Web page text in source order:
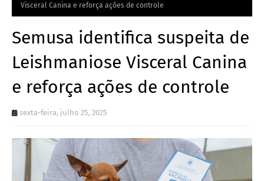
Visceral Canina e reforça ações de controle
Semusa identifica suspeita de
Leishmaniose Visceral Canina
e reforça ações de controle
sexta-feira, julho 25, 2025